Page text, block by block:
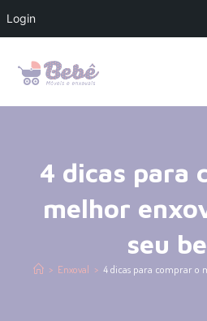
Login
4 dicas para
melhor
seu
> Enxoval > 4 dicas para comprar o